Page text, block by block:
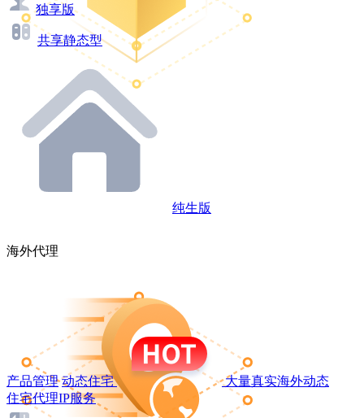
独享版
共享静态型
纯生版
海外代理
产品管理 动态住宅
大量真实海外动态
住宅代理IP服务